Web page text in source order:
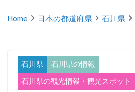
Home 日本の都道府県 石川県
石川県
石川県の情報
石川県の観光情報・観光スポット